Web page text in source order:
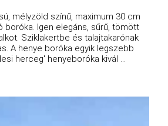
mélyzöld színű, maximum 30 cm
boróka. Igen elegáns, sűrű, tömött
Sziklakertbe és talajtakarónak
A henye boróka egyik legszebb
herceg' henyeboróka kivál ...